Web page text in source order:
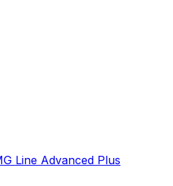
Line Advanced Plus